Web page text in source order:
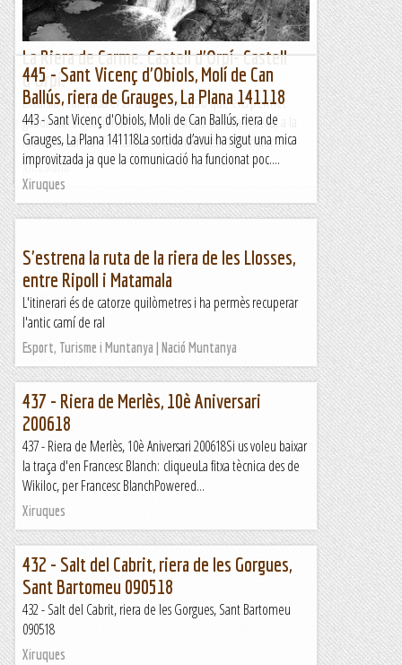
La Riera de Carme. Castell d'Orpí- Castell
d'Orpí.
Excursió realitzada el 2/12/2018Excursió que ens permet
gaudir del sensacional tram dels estrets de Can Vidella, a la
Riera de Carme. Tractant-se d'una riera és molt millor...
Xino Xano
445 - Sant Vicenç d'Obiols, Molí de Can
Ballús, riera de Grauges, La Plana 141118
443 - Sant Vicenç d'Obiols, Moli de Can Ballús, riera de
Grauges, La Plana 141118La sortida d’avui ha sigut una mica
improvitzada ja que la comunicació ha funcionat poc....
Xiruques
S'estrena la ruta de la riera de les Llosses,
entre Ripoll i Matamala
L'itinerari és de catorze quilòmetres i ha permès recuperar
l'antic camí de ral
Esport, Turisme i Muntanya | Nació Muntanya
437 - Riera de Merlès, 10è Aniversari
200618
437 - Riera de Merlès, 10è Aniversari 200618Si us voleu baixar
la traça d'en Francesc Blanch: cliqueuLa fitxa tècnica des de
Wikiloc, per Francesc BlanchPowered...
Xiruques
432 - Salt del Cabrit, riera de les Gorgues,
Sant Bartomeu 090518
432 - Salt del Cabrit, riera de les Gorgues, Sant Bartomeu
090518
Xiruques